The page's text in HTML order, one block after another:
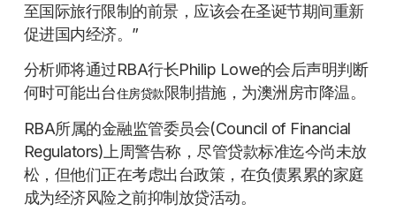
至国际旅行限制的前景，应该会在圣诞节期间重新
促进国内经济。”
分析师将通过RBA行长Philip Lowe的会后声明判断
何时可能出台住房贷款限制措施，为澳洲房市降温。
RBA所属的金融监管委员会(Council of Financial
Regulators)上周警告称，尽管贷款标准迄今尚未放
松，但他们正在考虑出台政策，在负债累累的家庭
成为经济风险之前抑制放贷活动。